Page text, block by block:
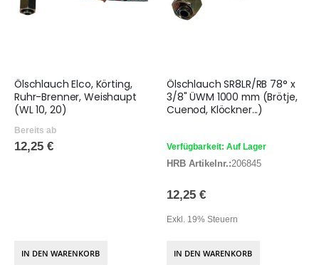
Ölschlauch Elco, Körting,
Ruhr-Brenner, Weishaupt
(WL 10, 20)
Bereits ab
12,25 €
IN DEN WARENKORB
Ölschlauch SR8LR/RB 78° x
3/8" ÜWM 1000 mm (Brötje,
Cuenod, Klöckner...)
Verfügbarkeit: Auf Lager
HRB Artikelnr.:206845
12,25 €
Exkl. 19% Steuern
IN DEN WARENKORB